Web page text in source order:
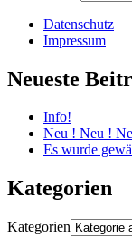
Datenschutz
Impressum
Neueste
Info!
Neu ! Neu !
Es wurde
Kategorien
Kategorien